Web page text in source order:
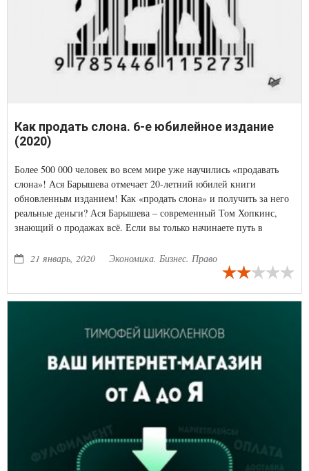
Как продать слона. 6-е юбилейное издание
(2020)
Более 500 000 человек во всем мире уже научились «продавать
слона»! Ася Барышева отмечает 20-летний юбилей книги
обновленным изданием! Как «продать слона» и получить за него
реальные деньги? Ася Барышева – современный Том Хопкинс,
знающий о продажах всё. Если вы только начинаете путь в
для вас. Часто говорят: «Умение продавать – это с рождения».
21 январь, 2020 Экономика. Бизнес. Право